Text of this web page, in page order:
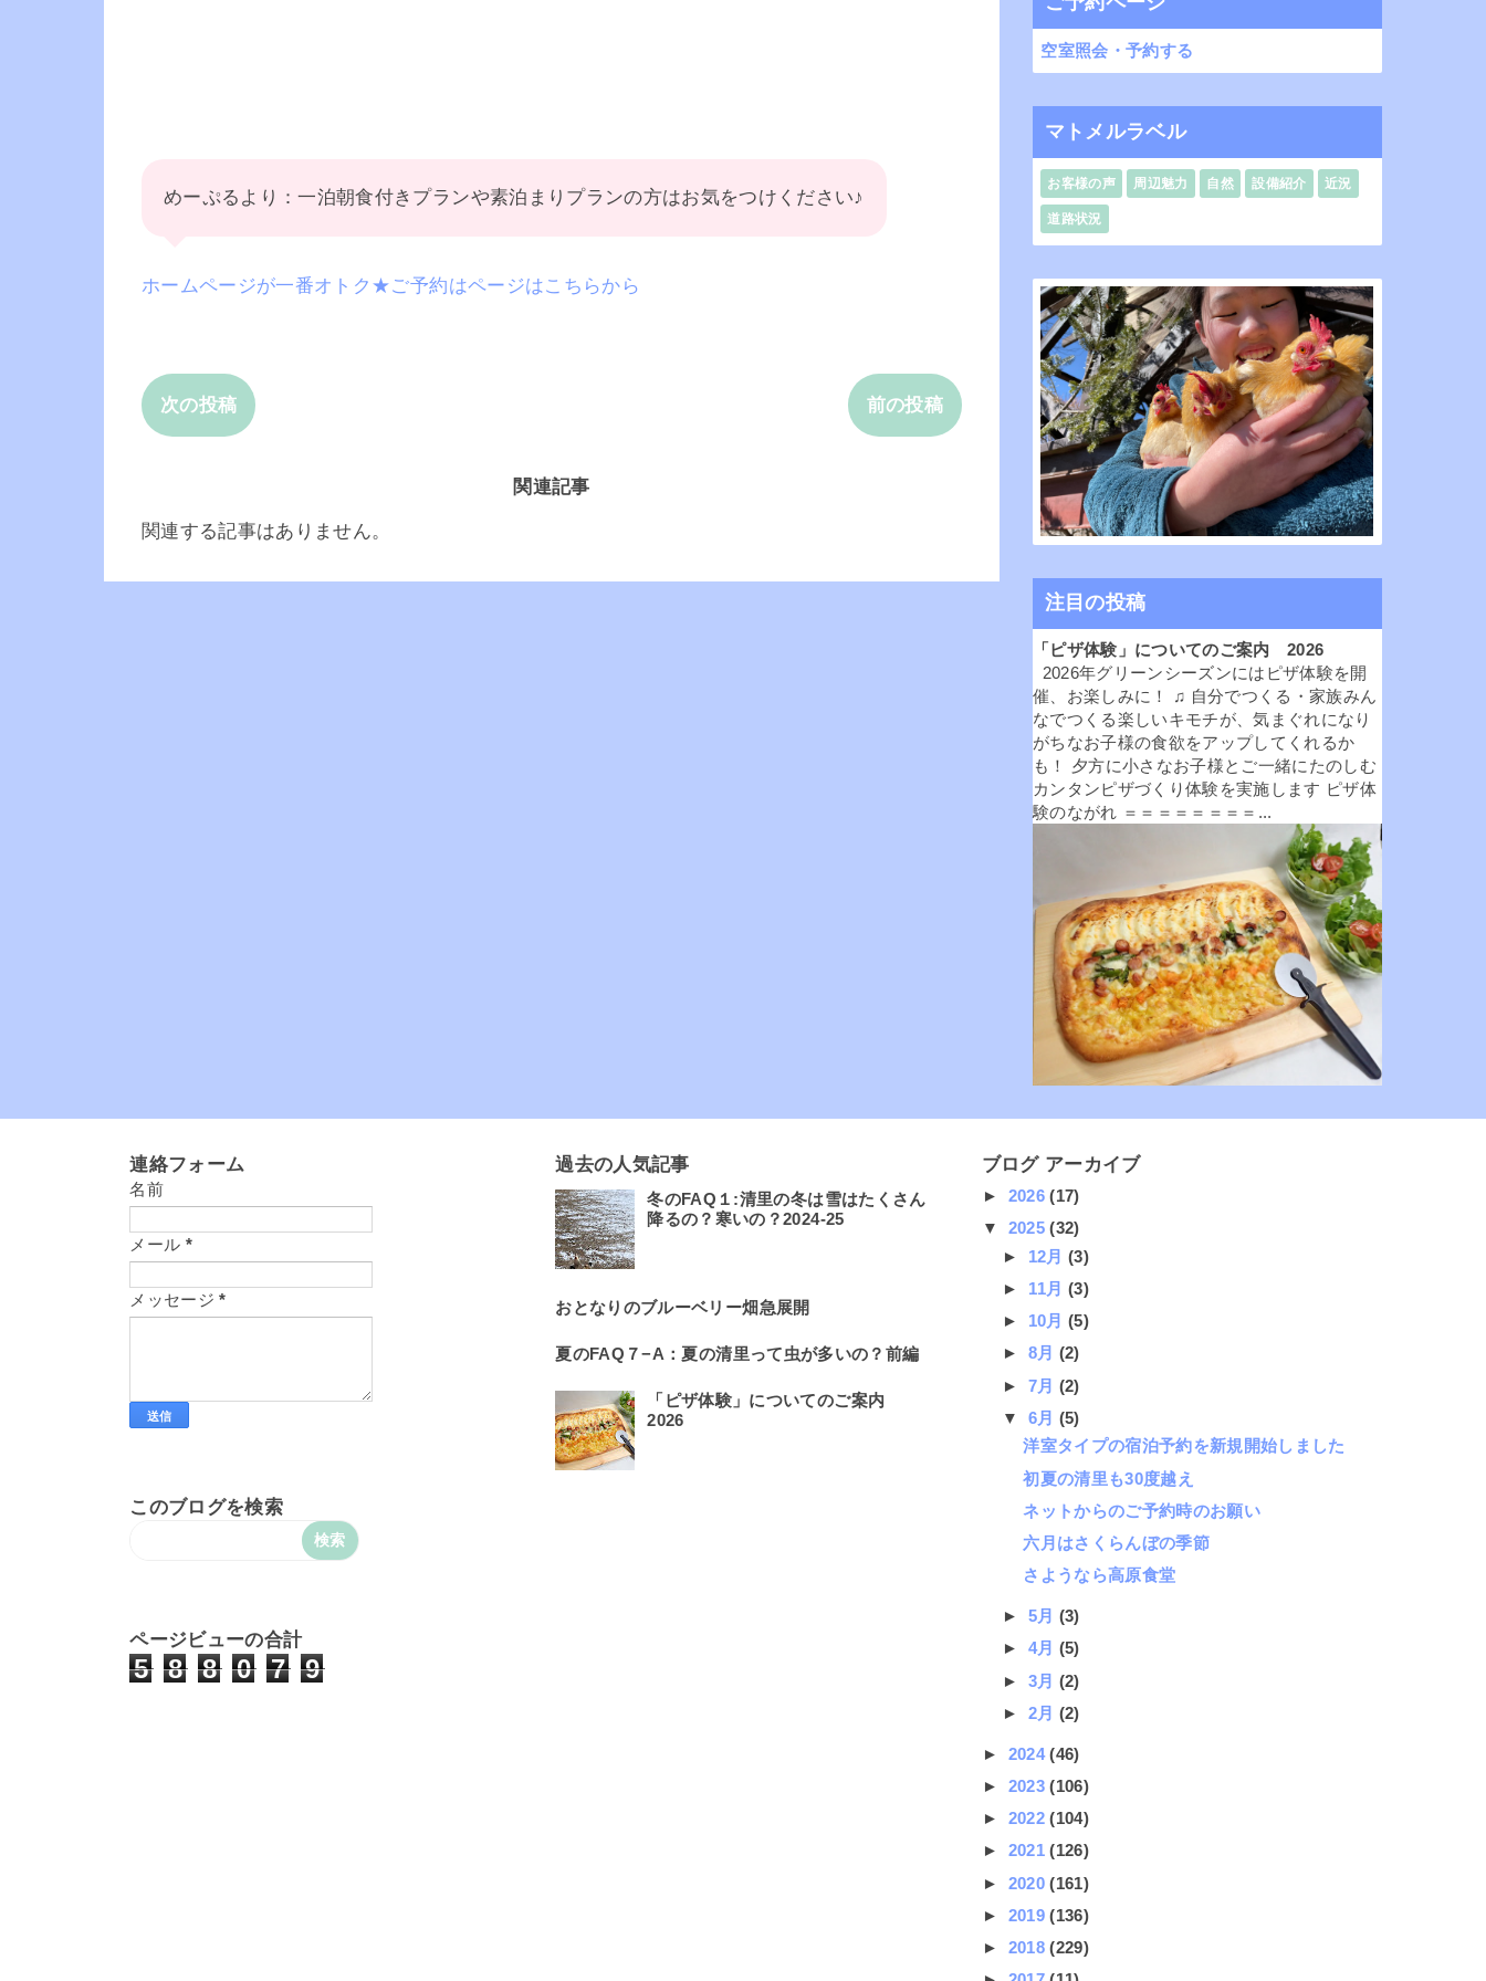
めーぷるより：一泊朝食付きプランや素泊まりプランの方はお気をつけください♪
ホームページが一番オトク★ご予約はページはこちらから
次の投稿 前の投稿
関連記事
関連する記事はありません。
空室照会・予約する
マトメルラベル
お客様の声 周辺魅力 自然 設備紹介 近況
道路状況
注目の投稿
「ピザ体験」についてのご案内 2026
2026年グリーンシーズンにはピザ体験を開
催、お楽しみに！ ♫ 自分でつくる・家族みん
なでつくる楽しいキモチが、気まぐれになり
がちなお子様の食欲をアップしてくれるか
も！ 夕方に小さなお子様とご一緒にたのしむ
カンタンピザづくり体験を実施します ピザ体
験のながれ ＝＝＝＝＝＝＝＝...
連絡フォーム
名前
メール *
メッセージ*
このブログを検索
ページビューの合計
5 8 8 0 7 9
過去の人気記事
冬のFAQ１:清里の冬は雪はたくさん
降るの？寒いの？2024-25
おとなりのブルーベリー畑急展開
夏のFAQ７−A：夏の清里って虫が多いの？前編
「ピザ体験」についてのご案内
2026
ブログ アーカイブ
► 2026(17)
▼ 2025(32)
► 12月(3)
► 11月(3)
► 10月(5)
► 8月 (2)
► 7月 (2)
▼ 6月 (5)
洋室タイプの宿泊予約を新規開始しました
初夏の清里も30度越え
ネットからのご予約時のお願い
六月はさくらんぼの季節
さようなら高原食堂
► 5月 (3)
► 4月 (5)
► 3月 (2)
► 2月 (2)
► 2024(46)
► 2023(106)
► 2022(104)
► 2021(126)
► 2020(161)
► 2019(136)
► 2018(229)